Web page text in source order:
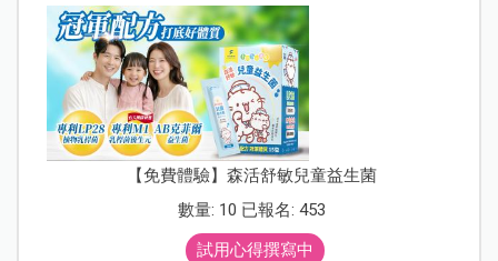
【免費體驗】森活舒敏兒童益生菌
數量: 10 已報名: 453
試用心得撰寫中